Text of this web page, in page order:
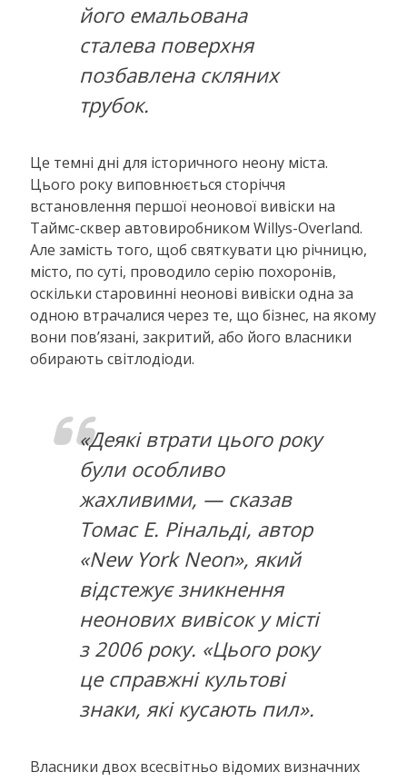
його емальована
сталева поверхня
позбавлена ​​скляних
трубок.
Це темні дні для історичного неону міста.
Цього року виповнюється сторіччя
встановлення першої неонової вивіски на
Таймс-сквер автовиробником Willys-Overland.
Але замість того, щоб святкувати цю річницю,
місто, по суті, проводило серію похоронів,
оскільки старовинні неонові вивіски одна за
одною втрачалися через те, що бізнес, на якому
вони пов’язані, закритий, або його власники
обирають світлодіоди.
«Деякі втрати цього року
були особливо
жахливими, — сказав
Томас Е. Рінальді, автор
«New York Neon», який
відстежує зникнення
неонових вивісок у місті
з 2006 року. «Цього року
це справжні культові
знаки, які кусають пил».
Власники двох всесвітньо відомих визначних